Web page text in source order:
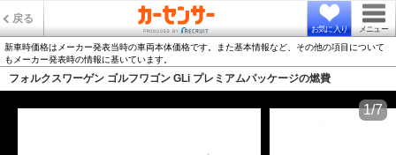
戻る
お気に入り メニュー
新車時価格はメーカー発表当時の車両本体価格です。また基本情報など、その他の項目について
もメーカー発表時の情報に基いています。
フォルクスワーゲン ゴルフワゴン GLi プレミアムパッケージの燃費
1/7